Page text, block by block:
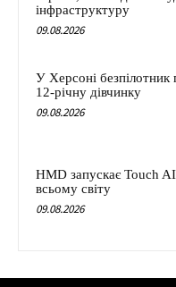
інфраструктуру
09.08.2026
У Херсоні безпілотник
12-річну дівчинку
09.08.2026
HMD запускає Touch
всьому світу
09.08.2026